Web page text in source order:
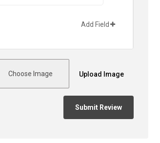
Add Field
Upload Image
Choose Image